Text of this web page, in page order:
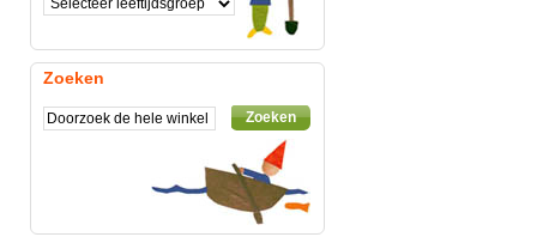
Zoeken
Zoeken